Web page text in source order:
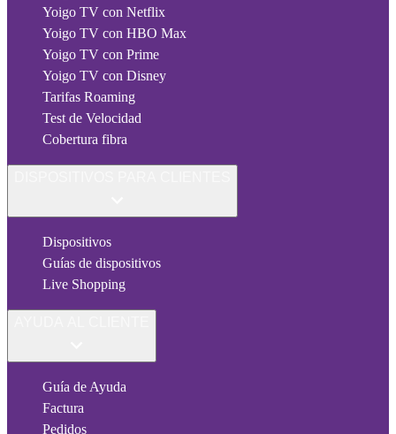
Yoigo TV con Netflix
Yoigo TV con HBO Max
Yoigo TV con Prime
Yoigo TV con Disney
Tarifas Roaming
Test de Velocidad
Cobertura fibra
Dispositivos
Guías de dispositivos
Live Shopping
Guía de Ayuda
Factura
Pedidos